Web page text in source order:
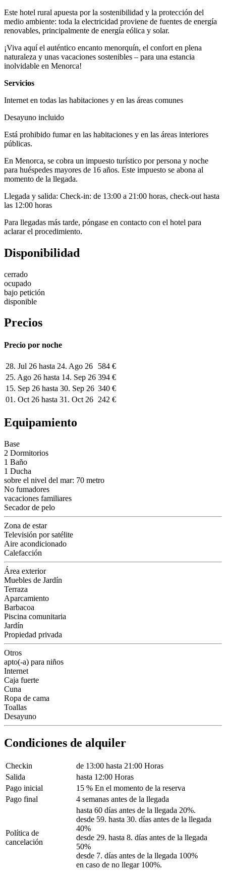
Este hotel rural apuesta por la sostenibilidad y la protección del
medio ambiente: toda la electricidad proviene de fuentes de energía
renovables, principalmente de energía eólica y solar.
¡Viva aquí el auténtico encanto menorquín, el confort en plena
naturaleza y unas vacaciones sostenibles – para una estancia
inolvidable en Menorca!
Servicios
Internet en todas las habitaciones y en las áreas comunes
Desayuno incluido
Está prohibido fumar en las habitaciones y en las áreas interiores
públicas.
En Menorca, se cobra un impuesto turístico por persona y noche
para huéspedes mayores de 16 años. Este impuesto se abona al
momento de la llegada.
Llegada y salida: Check-in: de 13:00 a 21:00 horas, check-out hasta
las 12:00 horas
Para llegadas más tarde, póngase en contacto con el hotel para
aclarar el procedimiento.
Disponibilidad
cerrado
ocupado
bajo petición
disponible
Precios
Precio por noche
28. Jul 26 hasta 24. Ago 26
584 €
25. Ago 26 hasta 14. Sep 26 394 €
15. Sep 26 hasta 30. Sep 26 340 €
01. Oct 26 hasta 31. Oct 26 242 €
Equipamiento
Base
2 Dormitorios
1 Baño
1 Ducha
sobre el nivel del mar: 70 metro
No fumadores
vacaciones familiares
Secador de pelo
Zona de estar
Televisión por satélite
Aire acondicionado
Calefacción
Área exterior
Muebles de Jardín
Terraza
Aparcamiento
Barbacoa
Piscina comunitaria
Jardín
Propiedad privada
Otros
apto(-a) para niños
Internet
Caja fuerte
Cuna
Ropa de cama
Toallas
Desayuno
Condiciones de alquiler
Checkin
de 13:00 hasta 21:00 Horas
Salida
hasta 12:00 Horas
Pago inicial
15 % En el momento de la reserva
Pago final
4 semanas antes de la llegada
Política de
cancelación
hasta 60 días antes de la llegada 20%.
desde 59. hasta 30. días antes de la llegada
40%
desde 29. hasta 8. días antes de la llegada
50%
desde 7. días antes de la llegada 100%
en caso de no llegar 100%.